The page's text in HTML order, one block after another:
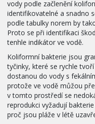
vody podle začlenění
identifikovatelné a snadno
podle tabulky norem by
Proto se při identifikaci
tenhle indikátor ve vodě.
Koliformní bakterie jsou
tyčinky, které se rychle
dostanou do vody s
protože ve vodě můžou
v tomto prostředí se
reprodukci vyžadují
proč jsou pláže v létě